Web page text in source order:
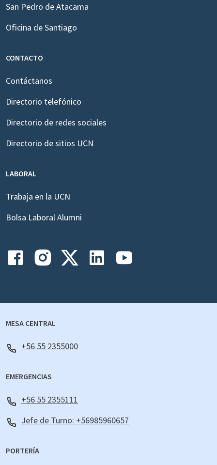
San Pedro de Atacama
Oficina de Santiago
CONTACTO
Contáctanos
Directorio telefónico
Directorio de redes sociales
Directorio de sitios UCN
LABORAL
Trabaja en la UCN
Bolsa Laboral Alumni
MESA CENTRAL
+56 55 2355000
EMERGENCIAS
+56 55 2355111
Jefe de Turno: +56985960657
PORTERÍA